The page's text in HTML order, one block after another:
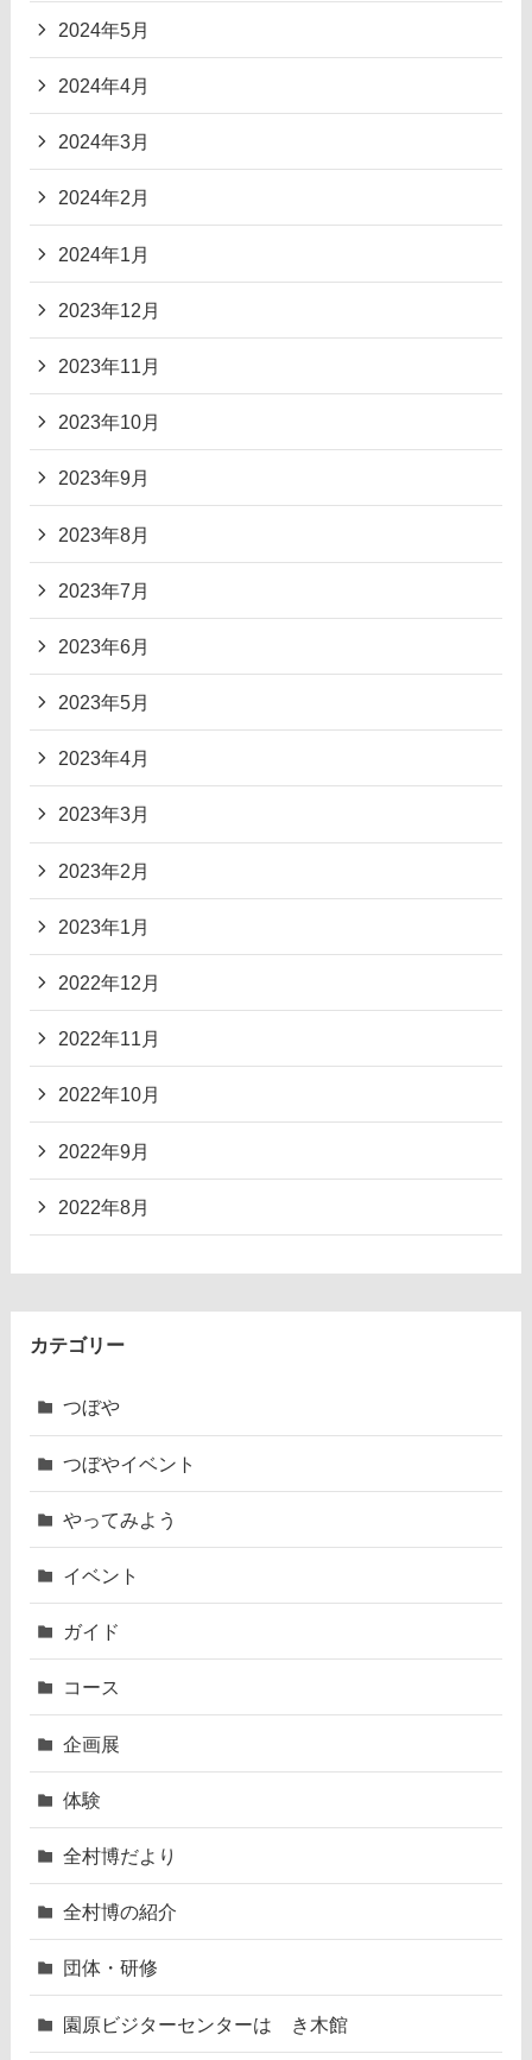
2024年5月
2024年4月
2024年3月
2024年2月
2024年1月
2023年12月
2023年11月
2023年10月
2023年9月
2023年8月
2023年7月
2023年6月
2023年5月
2023年4月
2023年3月
2023年2月
2023年1月
2022年12月
2022年11月
2022年10月
2022年9月
2022年8月
カテゴリー
つぼや
つぼやイベント
やってみよう
イベント
ガイド
コース
企画展
体験
全村博だより
全村博の紹介
団体・研修
園原ビジターセンターはゝき木館